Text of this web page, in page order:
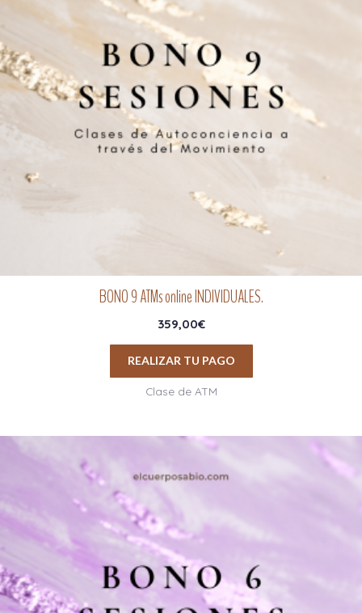
BONO 9 ATMs online INDIVIDUALES.
359,00€
REALIZAR TU PAGO
Clase de ATM